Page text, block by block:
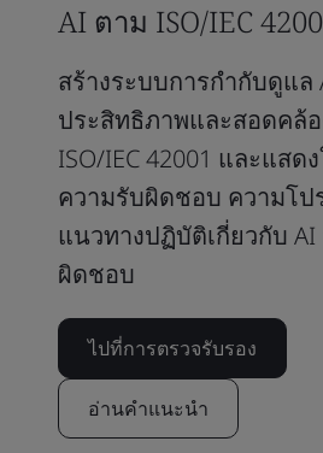
AI ตาม ISO/IEC
สร้างระบบการกำกับดูแล
ประสิทธิภาพและสอดคล้
ISO/IEC 42001 และแสด
ความรับผิดชอบ ความโป
แนวทางปฏิบัติเกี่ยวกับ
ผิดชอบ
ไปที่การตรวจรับรอง
อ่านคำแนะนำ